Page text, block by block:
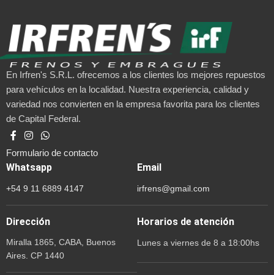
En Irfren's S.R.L. ofrecemos a los clientes los mejores repuestos
para vehículos en la localidad. Nuestra experiencia, calidad y
variedad nos convierten en la empresa favorita para los clientes
de Capital Federal.
Formulario de contacto
Whatsapp
+54 9 11 6889 4147
Email
irfrens@gmail.com
Dirección
Miralla 1865, CABA, Buenos
Aires. CP 1440
Horarios de atención
Lunes a viernes de 8 a 18:00hs